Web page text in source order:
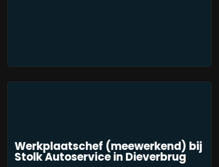
Werkplaatschef (meewerkend) bij
Stolk Autoservice in Dieverbrug